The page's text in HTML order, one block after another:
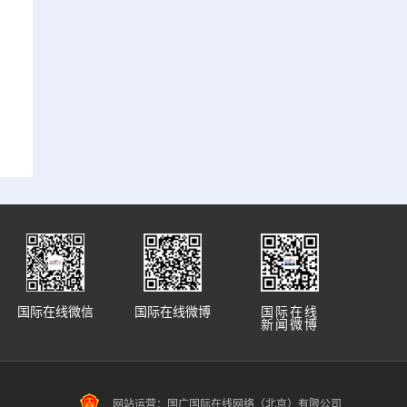
国际在线
新闻微博
国际在线微博
国际在线微信
网站运营：国广国际在线网络（北京）有限公司